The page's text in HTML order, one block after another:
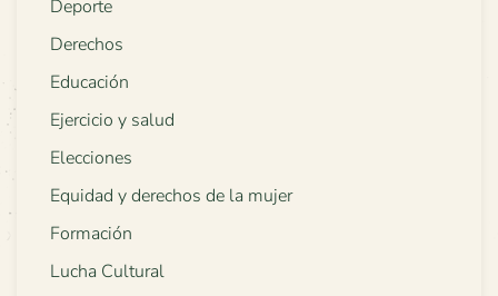
Deporte
Derechos
Educación
Ejercicio y salud
Elecciones
Equidad y derechos de la mujer
Formación
Lucha Cultural